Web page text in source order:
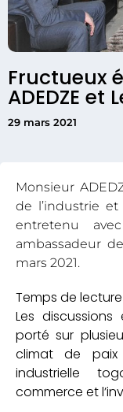
Fructueux
ADEDZE et
29 mars 2021
Monsieur
de l’industrie
entretenu
ambassadeur
mars 2021.
Les
porté sur
climat de
industrielle
commerce et